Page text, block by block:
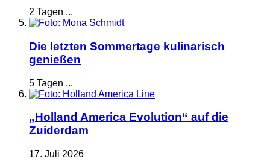
2 Tagen ...
Die letzten Sommertage kulinarisch
genießen
5 Tagen ...
„Holland America Evolution“ auf die
Zuiderdam
17. Juli 2026